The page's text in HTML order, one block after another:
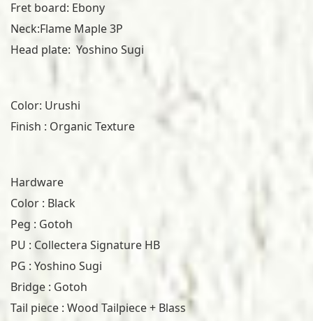
Fret board: Ebony
Neck:Flame Maple 3P
Head plate: Yoshino Sugi
Color: Urushi
Finish : Organic Texture
Hardware
Color : Black
Peg : Gotoh
PU : Collectera Signature HB
PG : Yoshino Sugi
Bridge : Gotoh
Tail piece : Wood Tailpiece + Blass